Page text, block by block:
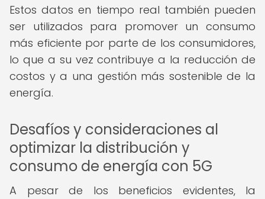
Estos datos en tiempo real también pueden
ser utilizados para promover un consumo
más eficiente por parte de los consumidores,
lo que a su vez contribuye a la reducción de
costos y a una gestión más sostenible de la
energía.
Desafíos y consideraciones al
optimizar la distribución y
consumo de energía con 5G
A pesar de los beneficios evidentes, la